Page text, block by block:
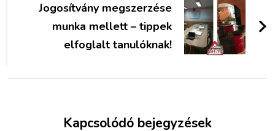
Jogosítvány megszerzése
munka mellett – tippek
elfoglalt tanulóknak!
Kapcsolódó bejegyzések